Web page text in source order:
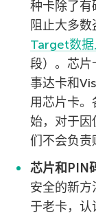
种卡除了有
阻止大多
Target数据
段）。芯片
事达卡和
用芯片卡
始，对于因
们不会负责
芯片和PIN
安全的新
于老卡，